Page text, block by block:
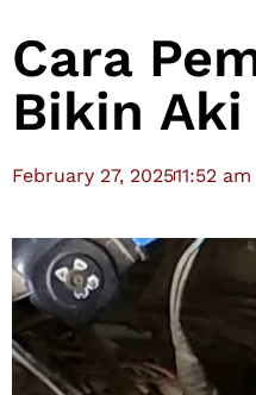
Cara
Bikin
February 27, 202511:52 am